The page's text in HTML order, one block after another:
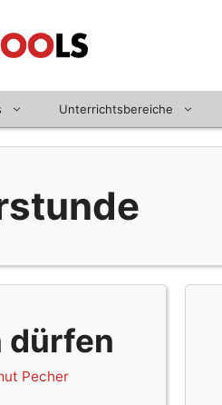
Unterrichtsbereiche
dürfen
Pecher